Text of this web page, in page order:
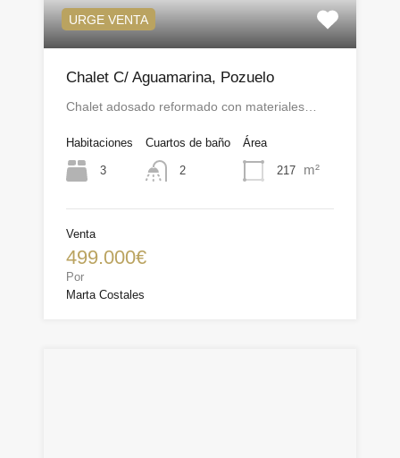
URGE VENTA
Chalet C/ Aguamarina, Pozuelo
Chalet adosado reformado con materiales…
Habitaciones
3
Cuartos de baño
2
Área
217 m²
Venta
499.000€
Por
Marta Costales